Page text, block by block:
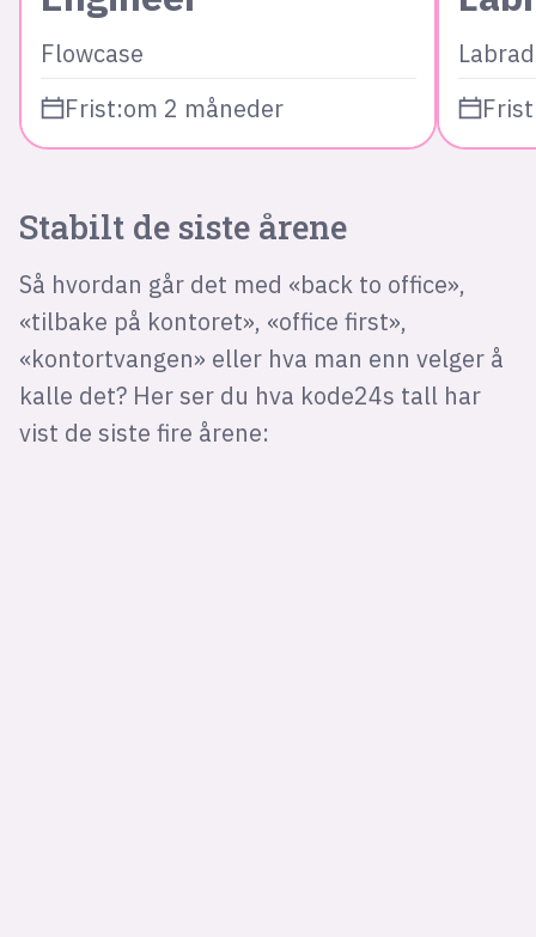
Flowcase
Frist:om 2 måneder
Stabilt de siste årene
Så hvordan går det med «back to office»,
«tilbake på kontoret», «office first»,
«kontortvangen» eller hva man enn velger å
kalle det? Her ser du hva kode24s tall har
vist de siste fire årene: